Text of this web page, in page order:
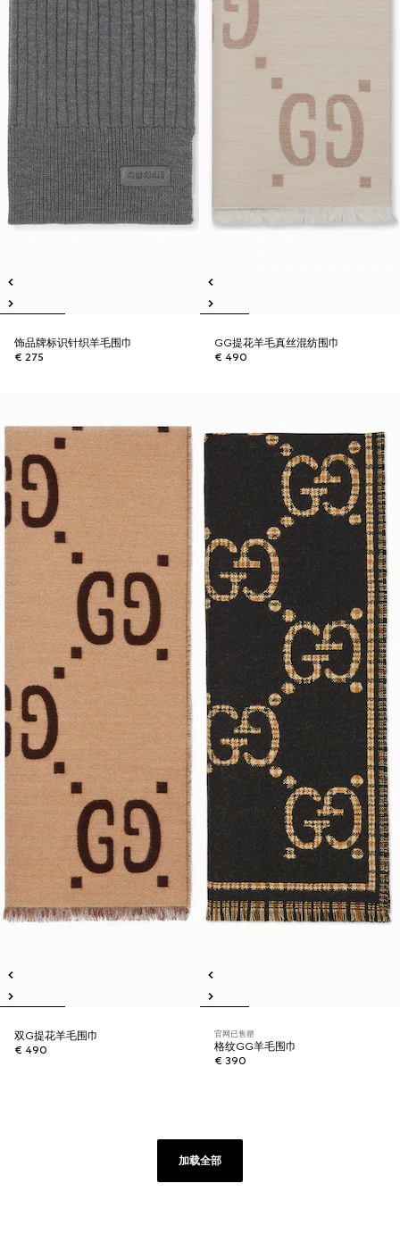
饰品牌标识针织羊毛围巾
€ 275
GG提花羊毛真丝混纺围巾
€ 490
双G提花羊毛围巾
€ 490
官网已售罄
格纹GG羊毛围巾
€ 390
加载全部